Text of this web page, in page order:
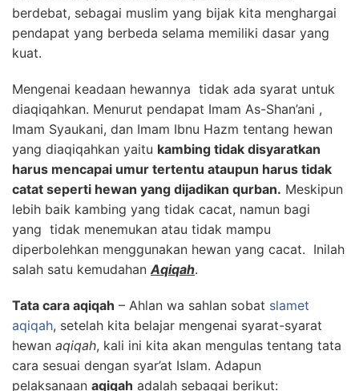
berdebat, sebagai muslim yang bijak kita menghargai
pendapat yang berbeda selama memiliki dasar yang
kuat.
Mengenai keadaan hewannya tidak ada syarat untuk
diaqiqahkan. Menurut pendapat Imam As-Shan’ani ,
Imam Syaukani, dan Imam Ibnu Hazm tentang hewan
yang diaqiqahkan yaitu kambing tidak disyaratkan
harus mencapai umur tertentu ataupun harus tidak
catat seperti hewan yang dijadikan qurban. Meskipun
lebih baik kambing yang tidak cacat, namun bagi
yang tidak menemukan atau tidak mampu
diperbolehkan menggunakan hewan yang cacat. Inilah
salah satu kemudahan Aqiqah.
Tata cara aqiqah – Ahlan wa sahlan sobat slamet
aqiqah, setelah kita belajar mengenai syarat-syarat
hewan aqiqah, kali ini kita akan mengulas tentang tata
cara sesuai dengan syar’at Islam. Adapun
pelaksanaan aqiqah adalah sebagai berikut: